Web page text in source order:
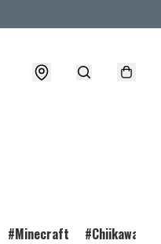
Minecraft Chiikawa